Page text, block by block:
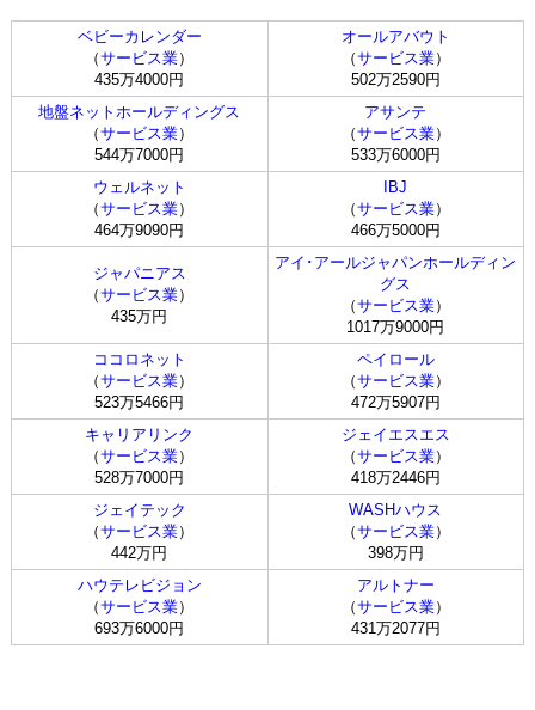
ベビーカレンダー
（サービス業）
435万4000円
オールアバウト
（サービス業）
502万2590円
地盤ネットホールディングス
（サービス業）
544万7000円
アサンテ
（サービス業）
533万6000円
ウェルネット
（サービス業）
464万9090円
IBJ
（サービス業）
466万5000円
ジャパニアス
（サービス業）
435万円
アイ･アールジャパンホールディン
グス
（サービス業）
1017万9000円
ココロネット
（サービス業）
523万5466円
ペイロール
（サービス業）
472万5907円
キャリアリンク
（サービス業）
528万7000円
ジェイエスエス
（サービス業）
418万2446円
ジェイテック
（サービス業）
442万円
WASHハウス
（サービス業）
398万円
ハウテレビジョン
（サービス業）
693万6000円
アルトナー
（サービス業）
431万2077円